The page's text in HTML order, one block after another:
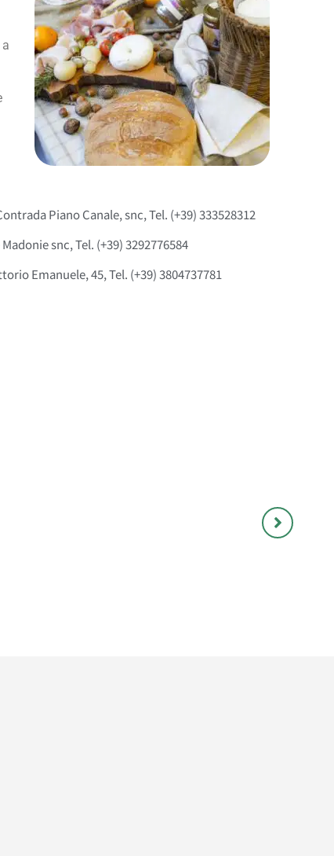
Piano Canale, snc, Tel. (+39) 333528312
snc, Tel. (+39) 3292776584
Emanuele, 45, Tel. (+39) 3804737781